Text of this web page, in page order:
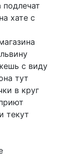
подлечат
на хате с
с виду
тут
в круг
текут